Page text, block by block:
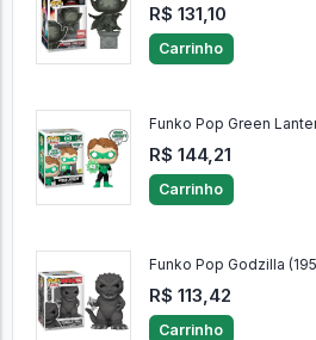
R$ 131,10
Carrinho
Funko Pop Green
R$ 144,21
Carrinho
Funko Pop Godzilla
R$ 113,42
Carrinho